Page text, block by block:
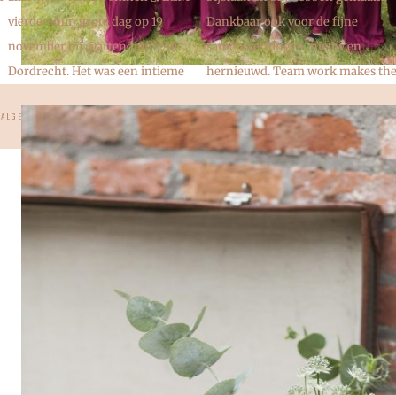
ALGEMENE VOORWAARDEN | DISCLAIMER| WEBSITE DOORFRANK VAN HILTEN